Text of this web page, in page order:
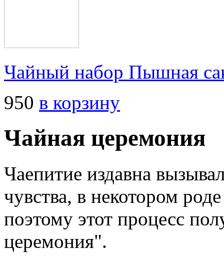
Чайный набор Пышная
950 в корзину
Чайная церемония
Чаепитие издавна
чувства, в некотором
поэтому этот процесс
церемония".